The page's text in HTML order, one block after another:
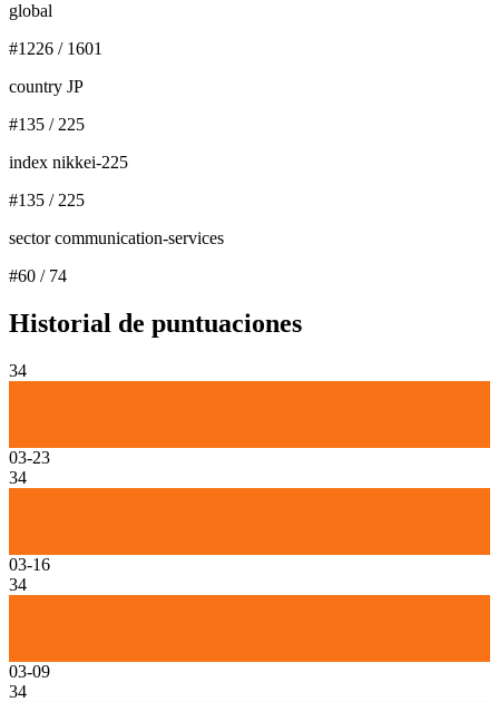
global
#1226 / 1601
country JP
#135 / 225
index nikkei-225
#135 / 225
sector communication-services
#60 / 74
Historial de puntuaciones
34
03-23
34
03-16
34
03-09
34